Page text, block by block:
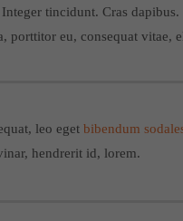
tincidunt. Cras
porttitor eu, consequat vitae,
leo eget bibendum
hendrerit id, lorem.